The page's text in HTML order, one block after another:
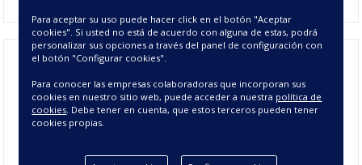
Composición
50% ALGODÓN 50% POLIÉSTER
Tamaño
105 cm, 90 cm
Para aceptar su uso puede hacer click en el botón "Aceptar
cookies". Si usted no está de acuerdo con alguna de estas, podrá
personalizar sus opciones a través del panel de configuración con
el botón "Configurar cookies".
Para conocer las empresas colaboradoras que incorporan sus
cookies en nuestro sitio web, puede acceder a nuestra política de
cookies . Debe tener en cuenta, que estos terceros pueden tener
cookies propias.